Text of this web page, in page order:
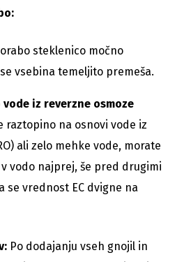
steklenico močno
vsebina temeljito premeša.
iz reverzne osmoze
raztopino na osnovi vode iz
ali zelo mehke vode, morate
vodo najprej, še pred drugimi
se vrednost EC dvigne na
Po dodajanju vseh gnojil in